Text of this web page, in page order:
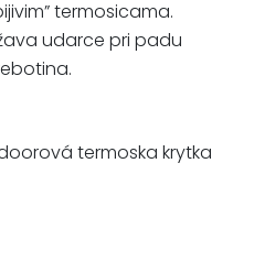
termosicama.
udarce pri padu